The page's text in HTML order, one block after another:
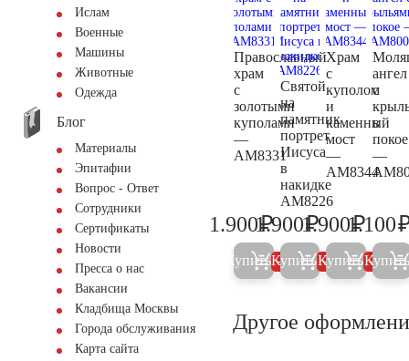
Ислам
Военные
Машины
Животные
Одежда
Блог
Материалы
Эпитафии
Вопрос - Ответ
Сотрудники
Сертификаты
Новости
Пресса о нас
Вакансии
Кладбища Москвы
Города обслуживания
Карта сайта
Православный
храм
с
золотыми
куполами
—
AM8331
2.000
1.900₽
Купить 5%
Святой
на
памятник
портрет
Иисуса
в
накидке
AM8226
2.000
1.900₽
Купить 5%
Храм
с
куполом
и
каменный
мост
—
AM8344
2.000
1.900₽
Купить 5%
ангел
с
в
покое
—
1.100
Купить
Другое